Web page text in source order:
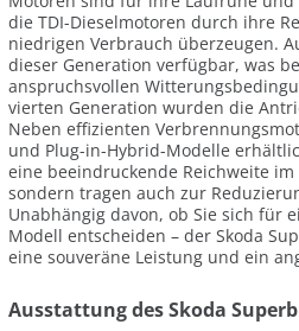
die TDI-Dieselmotoren durch ihre
niedrigen Verbrauch überzeugen.
dieser Generation verfügbar, was
anspruchsvollen
vierten Generation wurden die
Neben effizienten
und Plug-in-Hybrid-Modelle
eine beeindruckende Reichweite
sondern tragen auch zur
Unabhängig davon, ob Sie sich für
Modell entscheiden – der Skoda
eine souveräne Leistung und ein
Ausstattung des Skoda Superb